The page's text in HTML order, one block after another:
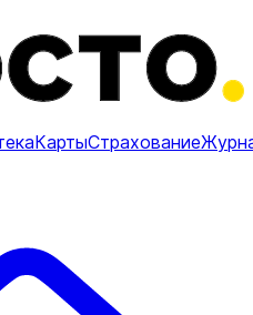
КартыСтрахование